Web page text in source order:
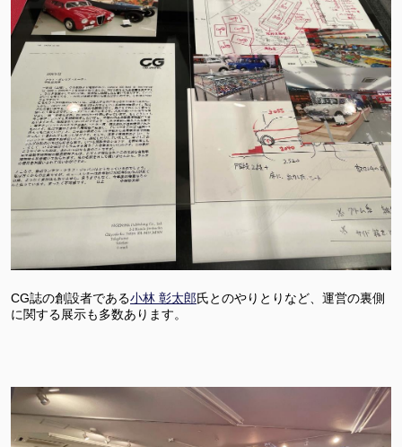
CG誌の創設者である小林 彰太郎氏とのやりとりなど、運営の裏側
に関する展示も多数あります。